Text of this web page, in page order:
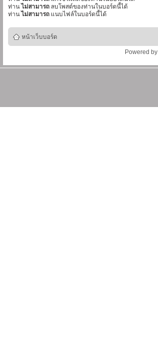
ท่าน ไม่สามารถ ลบโพสต์ของท่านในบอร์ดนี้ได้
ท่าน ไม่สามารถ แนบไฟล์ในบอร์ดนี้ได้
หน้าเว็บบอร์ด
Powered by